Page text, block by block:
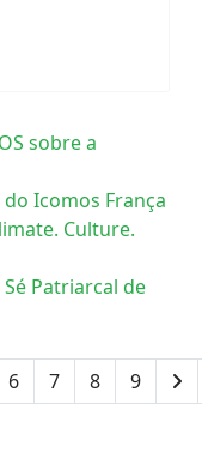
sobre a
Icomos França
Culture.
Patriarcal de
6 7 8 9